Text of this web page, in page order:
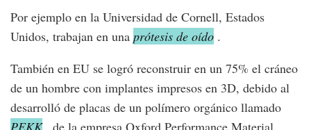
Por ejemplo en la Universidad de Cornell, Estados
Unidos, trabajan en una prótesis de oído .
También en EU se logró reconstruir en un 75% el cráneo
de un hombre con implantes impresos en 3D, debido al
desarrolló de placas de un polímero orgánico llamado